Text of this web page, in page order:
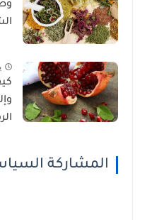
المشاركة